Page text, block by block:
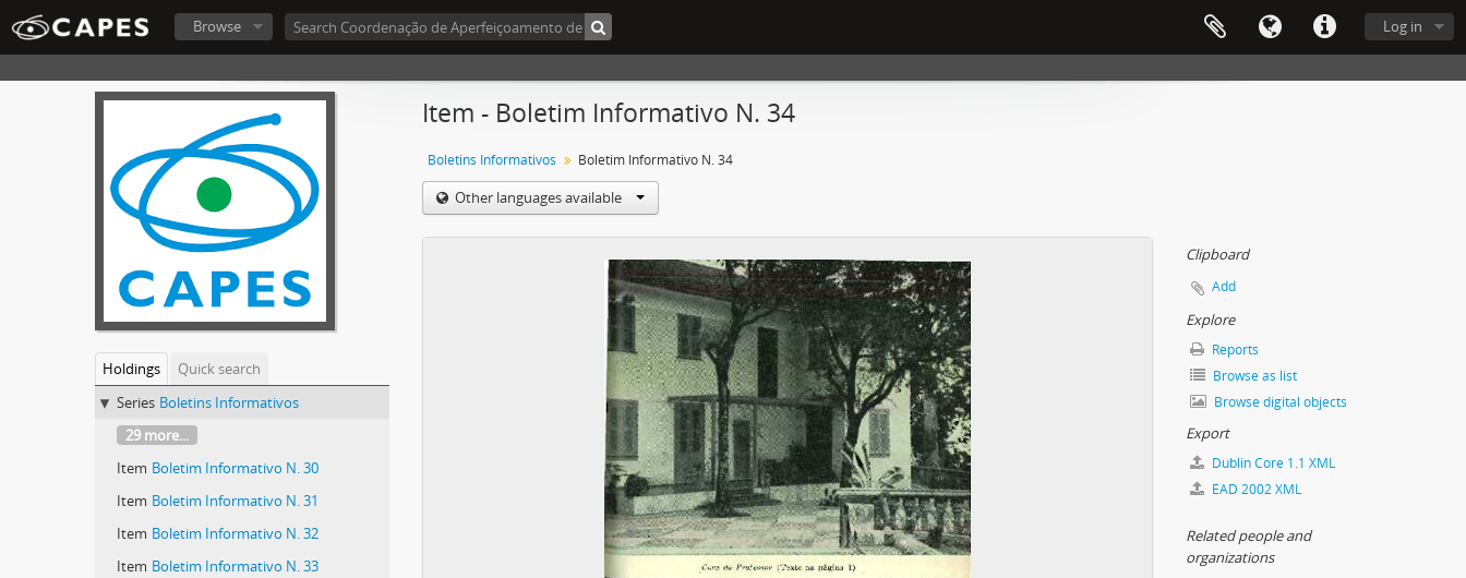
Log in
Browse
Holdings
Quick search
Series Boletins Informativos
29 more...
Item Boletim Informativo N. 30
Item Boletim Informativo N. 31
Item Boletim Informativo N. 32
Item Boletim Informativo N. 33
Item - Boletim Informativo N. 34
Boletins Informativos Boletim Informativo N. 34
Other languages available
Clipboard
Add
Explore
Reports
Browse as list
Browse digital objects
Export
Dublin Core 1.1 XML
EAD 2002 XML
Related people and
organizations